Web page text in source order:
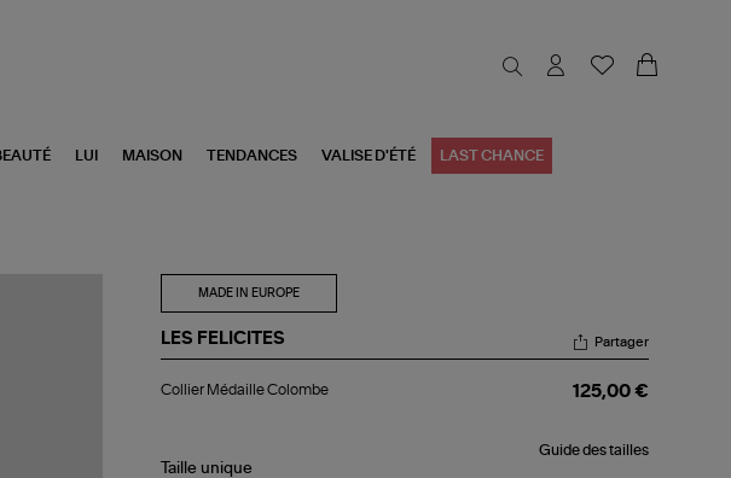
LUI MAISON TENDANCES VALISE D'ÉTÉ LAST CHANCE
MADE IN EUROPE
LES FELICITES
Médaille
Partager
Collier Médaille Colombe 125,00 €
Guide des tailles
Taille unique